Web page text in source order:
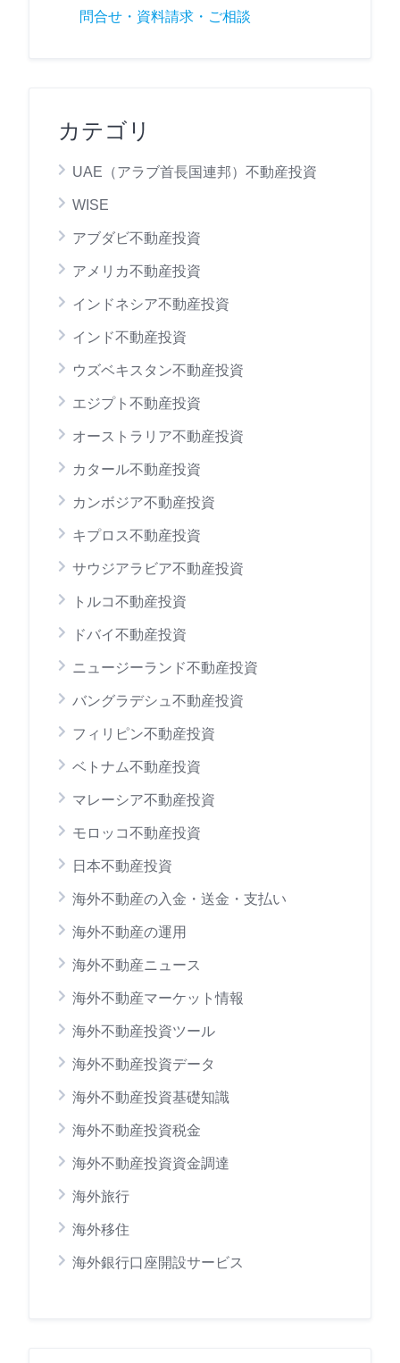
問合せ・資料請求・ご相談
カテゴリ
UAE（アラブ首長国連邦）不動産投資
WISE
アブダビ不動産投資
アメリカ不動産投資
インドネシア不動産投資
インド不動産投資
ウズベキスタン不動産投資
エジプト不動産投資
オーストラリア不動産投資
カタール不動産投資
カンボジア不動産投資
キプロス不動産投資
サウジアラビア不動産投資
トルコ不動産投資
ドバイ不動産投資
ニュージーランド不動産投資
バングラデシュ不動産投資
フィリピン不動産投資
ベトナム不動産投資
マレーシア不動産投資
モロッコ不動産投資
日本不動産投資
海外不動産の入金・送金・支払い
海外不動産の運用
海外不動産ニュース
海外不動産マーケット情報
海外不動産投資ツール
海外不動産投資データ
海外不動産投資基礎知識
海外不動産投資税金
海外不動産投資資金調達
海外旅行
海外移住
海外銀行口座開設サービス